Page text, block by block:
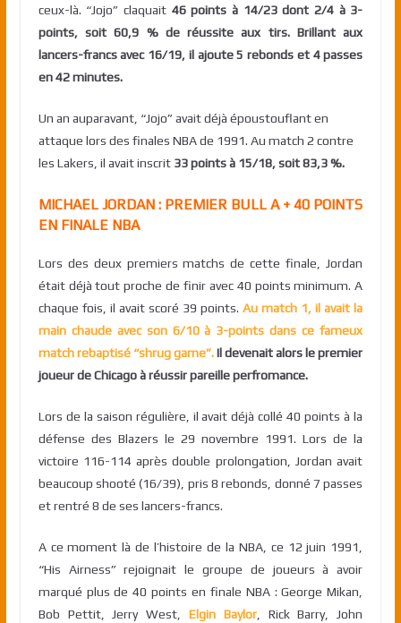
ceux-là. “Jojo” claquait 46 points à 14/23 dont 2/4 à 3-
points, soit 60,9 % de réussite aux tirs. Brillant aux
lancers-francs avec 16/19, il ajoute 5 rebonds et 4 passes
en 42 minutes.
Un an auparavant, “Jojo” avait déjà époustouflant en
attaque lors des finales NBA de 1991. Au match 2 contre
les Lakers, il avait inscrit 33 points à 15/18, soit 83,3 %.
MICHAEL JORDAN : PREMIER BULL A + 40 POINTS
EN FINALE NBA
Lors des deux premiers matchs de cette finale, Jordan
était déjà tout proche de finir avec 40 points minimum. A
chaque fois, il avait scoré 39 points.Au match 1, il avait la
main chaude avec son 6/10 à 3-points dans ce fameux
match rebaptisé “shrug game”.Il devenait alors le premier
joueur de Chicago à réussir pareille perfromance.
Lors de la saison régulière, il avait déjà collé 40 points à la
défense des Blazers le 29 novembre 1991. Lors de la
victoire 116-114 après double prolongation, Jordan avait
beaucoup shooté (16/39), pris 8 rebonds, donné 7 passes
et rentré 8 de ses lancers-francs.
A ce moment là de l’histoire de la NBA, ce 12 juin 1991,
“His Airness” rejoignait le groupe de joueurs à avoir
marqué plus de 40 points en finale NBA : George Mikan,
Bob Pettit, Jerry West, Elgin Baylor, Rick Barry, John